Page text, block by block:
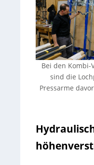
Bei den Kombi-
sind die
Pressarme